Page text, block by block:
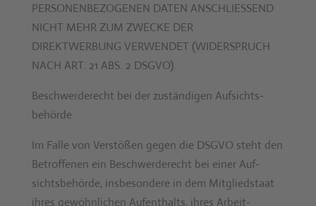
PERSONENBEZOGENEN DATEN ANSCHLIESSEND
NICHT MEHR ZUM ZWECKE DER
DIREKTWERBUNG VERWENDET (WIDERSPRUCH
NACH ART. 21 ABS. 2 DSGVO).
Beschwerde­recht bei der zuständi­gen Aufsichts­
behörde
Im Falle von Ver­stößen gegen die DSGVO ste­ht den
Betrof­fe­nen ein Beschw­erderecht bei ein­er Auf­
sichts­be­hörde, ins­beson­dere in dem Mit­glied­staat
ihres gewöhn­lichen Aufen­thalts, ihres Arbeit­